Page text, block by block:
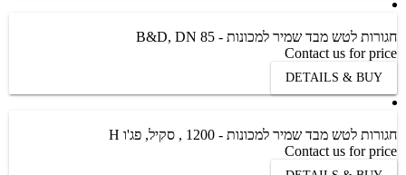
חגורות לטש מבד שמיר למכונות - B&D, DN 85
Contact us for price
DETAILS & BUY
חגורות לטש מבד שמיר למכונות - 1200 , סקיל, פג'ו H
Contact us for price